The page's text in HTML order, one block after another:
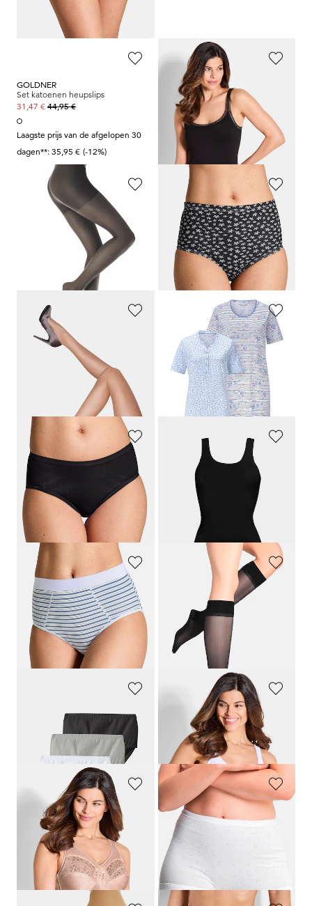
Laagste prijs van de afgelopen 30
dagen**: 23,97 €
(-16%)
GOLDNER
Set katoenen heupslips
31,47 € 44,95 €
Laagste prijs van de afgelopen 30
dagen**: 35,95 € (-12%)
CONTA
Hemd in een set van 2
31,47 €44,95 €
Set van 5 panty's 20 Den
19,95 €
Laagste prijs van de afgelopen 30
dagen**: 15,95 €
(-12%)
GOLDNER
Set katoenen tailleslips
22,47 €44,95 €
Laagste prijs van de afgelopen 30
dagen**: 26,97 €
(-16%)
ESDA
Drie steunpanty's 40 den
34,95 €
RINGELLA
Twee nachthemden van puur katoen
89,96 €99,95 €
Laagste prijs van de afgelopen 30
dagen**: 99,95 € (-10%)
TRIUMPH
13,00 €
Laagste prijs van de afgelopen 30
dagen**: 15,60 €
(-16%)
Hemd "extra lang" in een set van 3
49,95 €
GOLDNER
Set katoenen heupslips
17,97 €29,95 €
Laagste prijs van de afgelopen 30
dagen**: 20,97 € (-14%)
WILOX STRUMPFWAREN
19,95 €
Heupslip in een set van 7
44,95 €
+ 1
BH zonder beugels in een set van 2
39,95 €
BH zonder beugels in een set van 2
38,46 €54,95 €
Laagste prijs van de afgelopen 30
dagen**: 43,96 €
(-12%)
SPEIDEL
Shorts, set van 2
24,95 €